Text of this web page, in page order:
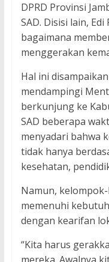
DPRD Provinsi
SAD. Disisi lain,
bagaimana
menggerakan
Hal ini
mendampingi
berkunjung ke
SAD beberapa
menyadari bahwa
tidak hanya
kesehatan,
Namun,
memenuhi
dengan kearifan
“Kita harus